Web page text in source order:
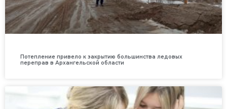
Потепление привело к закрытию большинства ледовых
переправ в Архангельской области